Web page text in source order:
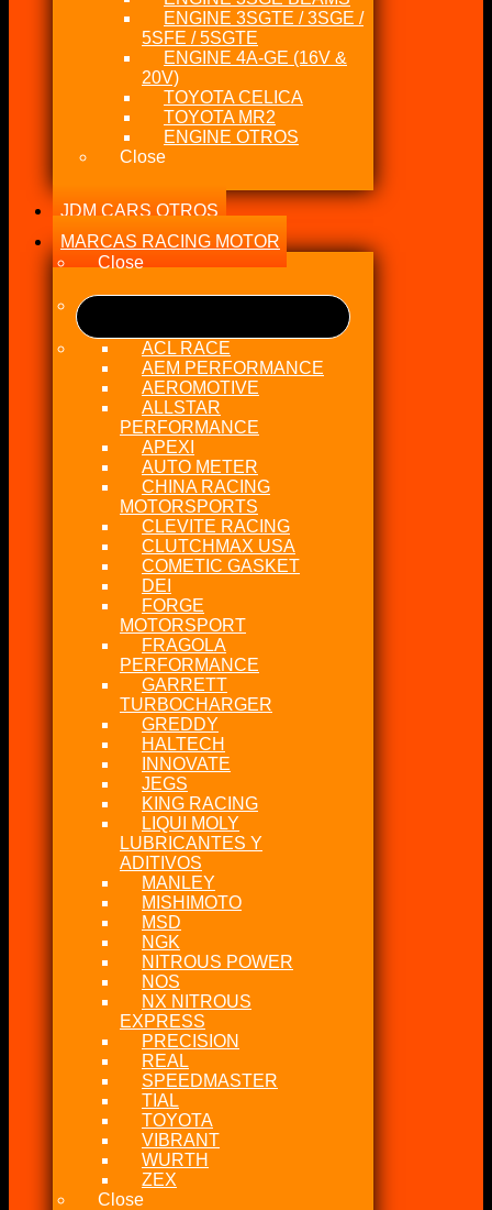
ENGINE 3SGTE / 3SGE /
5SFE / 5SGTE
ENGINE 4A-GE (16V &
20V)
TOYOTA CELICA
TOYOTA MR2
ENGINE OTROS
Close
JDM CARS OTROS
MARCAS RACING MOTOR
Close
ACL RACE
AEM PERFORMANCE
AEROMOTIVE
ALLSTAR
PERFORMANCE
APEXI
AUTO METER
CHINA RACING
MOTORSPORTS
CLEVITE RACING
CLUTCHMAX USA
COMETIC GASKET
DEI
FORGE
MOTORSPORT
FRAGOLA
PERFORMANCE
GARRETT
TURBOCHARGER
GREDDY
HALTECH
INNOVATE
JEGS
KING RACING
LIQUI MOLY
LUBRICANTES Y
ADITIVOS
MANLEY
MISHIMOTO
MSD
NGK
NITROUS POWER
NOS
NX NITROUS
EXPRESS
PRECISION
REAL
SPEEDMASTER
TIAL
TOYOTA
VIBRANT
WURTH
ZEX
Close